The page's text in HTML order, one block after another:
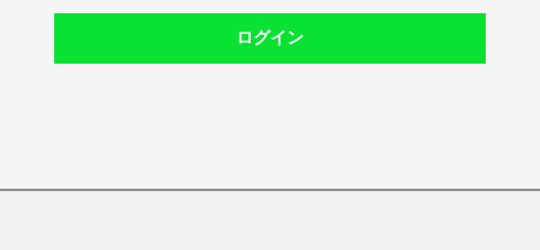
ログイン